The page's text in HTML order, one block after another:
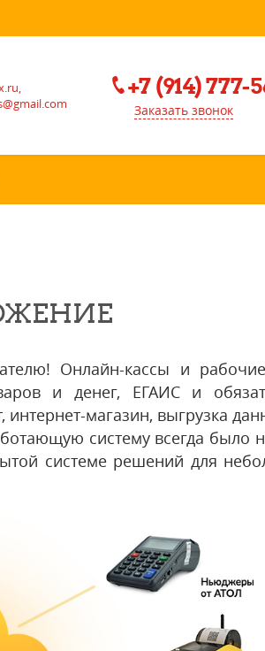
+7 (914) 777-
Заказать звонок
Онлайн-кассы и
и денег, ЕГАИС и
магазин, выгрузка
систему всегда было
системе решений для